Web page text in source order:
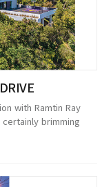
with Ramtin Ray
brimming